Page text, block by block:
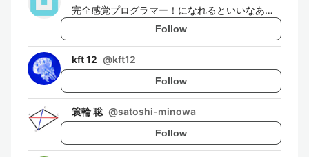
完全感覚プログラマー！になれるといいなあ…
Follow
kft 12 @kft12
Follow
簑輪 聡 @satoshi-minowa
Follow